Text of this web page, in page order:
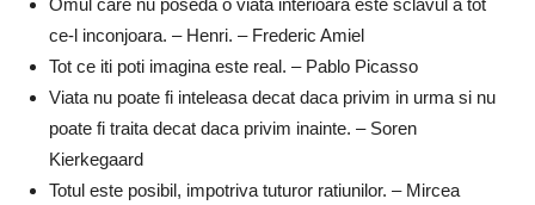
Omul care nu poseda o viata interioara este sclavul a tot
ce-l inconjoara. – Henri. – Frederic Amiel
Tot ce iti poti imagina este real. – Pablo Picasso
Viata nu poate fi inteleasa decat daca privim in urma si nu
poate fi traita decat daca privim inainte. – Soren
Kierkegaard
Totul este posibil, impotriva tuturor ratiunilor. – Mircea